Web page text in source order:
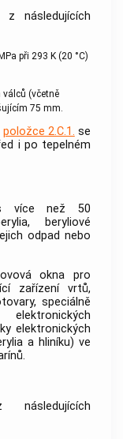
následujících
při 293 K (20 °C)
(včetně
75 mm.
položce 2.C.1. se
i po tepelném
více než 50
beryliové
odpad nebo
okna pro
zařízení vrtů,
speciálně
elektronických
a hliníku) ve